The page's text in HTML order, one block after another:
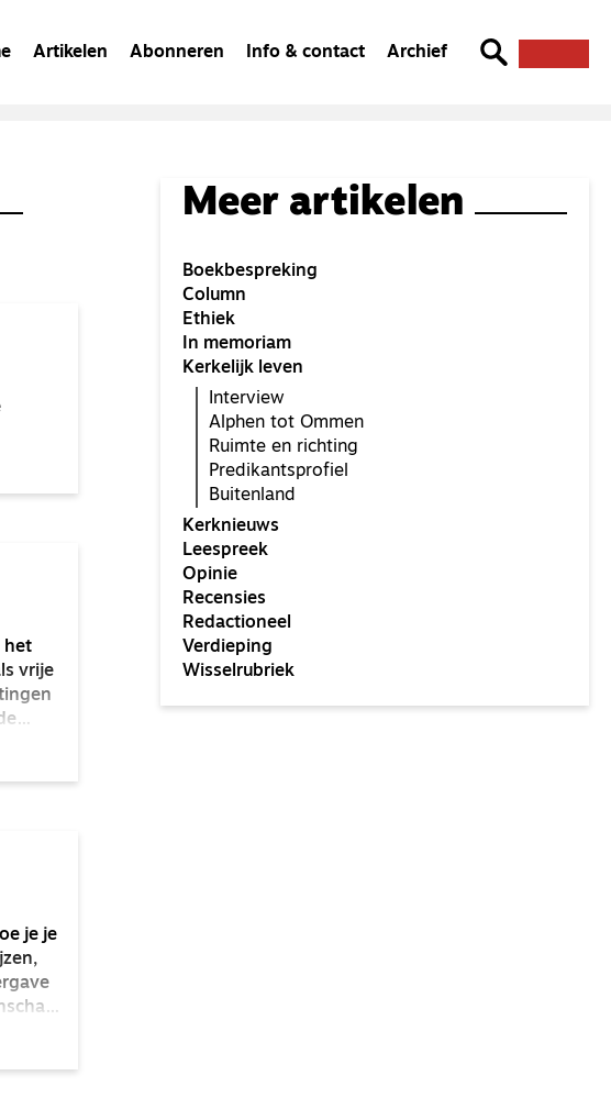
Artikelen Abonneren Info & contact Archief
het
vrije
je je
Meer artikelen
Boekbespreking
Column
Ethiek
In memoriam
Kerkelijk leven
Interview
Alphen tot Ommen
Ruimte en richting
Predikantsprofiel
Buitenland
Kerknieuws
Leespreek
Opinie
Recensies
Redactioneel
Verdieping
Wisselrubriek